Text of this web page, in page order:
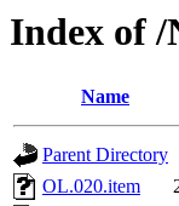
Index of
Name
Parent Directory
OL.020.item